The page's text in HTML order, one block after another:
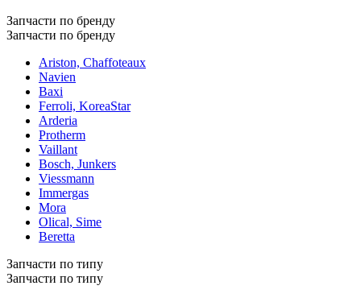
Запчасти по бренду
Запчасти по бренду
Ariston, Chaffoteaux
Navien
Baxi
Ferroli, KoreaStar
Arderia
Protherm
Vaillant
Bosch, Junkers
Viessmann
Immergas
Mora
Olical, Sime
Beretta
Запчасти по типу
Запчасти по типу